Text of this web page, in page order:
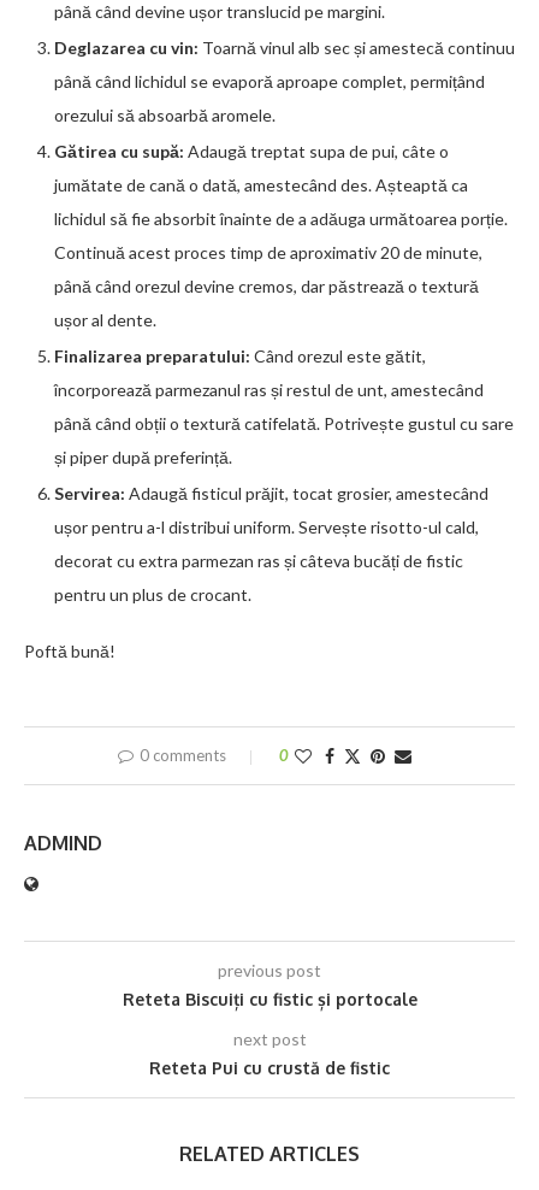
până când devine ușor translucid pe margini.
Deglazarea cu vin: Toarnă vinul alb sec și amestecă continuu
până când lichidul se evaporă aproape complet, permițând
orezului să absoarbă aromele.
Gătirea cu supă: Adaugă treptat supa de pui, câte o
jumătate de cană o dată, amestecând des. Așteaptă ca
lichidul să fie absorbit înainte de a adăuga următoarea porție.
Continuă acest proces timp de aproximativ 20 de minute,
până când orezul devine cremos, dar păstrează o textură
ușor al dente.
Finalizarea preparatului: Când orezul este gătit,
încorporează parmezanul ras și restul de unt, amestecând
până când obții o textură catifelată. Potrivește gustul cu sare
și piper după preferință.
Servirea: Adaugă fisticul prăjit, tocat grosier, amestecând
ușor pentru a-l distribui uniform. Servește risotto-ul cald,
decorat cu extra parmezan ras și câteva bucăți de fistic
pentru un plus de crocant.
Poftă bună!
0 comments 0
ADMIND
previous post
Reteta Biscuiți cu fistic și portocale
next post
Reteta Pui cu crustă de fistic
RELATED ARTICLES